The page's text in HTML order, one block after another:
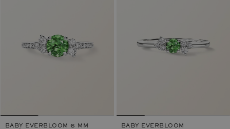
BABY EVERBLOOM 6 MM
BABY EVERBLOOM